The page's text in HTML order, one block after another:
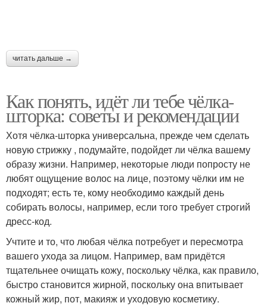
треугольного лица
Уборы для
грушевидного лица
Уборы для
ромбовидного лица
Мужские лица
читать дальше →
Как понять, идёт ли тебе чёлка-
шторка: советы и рекомендации
Хотя чёлка-шторка универсальна, прежде чем сделать
новую стрижку , подумайте, подойдет ли чёлка вашему
образу жизни. Например, некоторые люди попросту не
любят ощущение волос на лице, поэтому чёлки им не
подходят; есть те, кому необходимо каждый день
собирать волосы, например, если того требует строгий
дресс-код.
Учтите и то, что любая чёлка потребует и пересмотра
вашего ухода за лицом. Например, вам придётся
тщательнее очищать кожу, поскольку чёлка, как правило,
быстро становится жирной, поскольку она впитывает
кожный жир, пот, макияж и уходовую косметику.